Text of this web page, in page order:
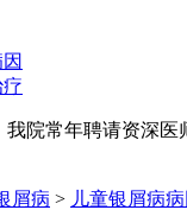
我院常年聘请资深
屑病 > 儿童银屑病病